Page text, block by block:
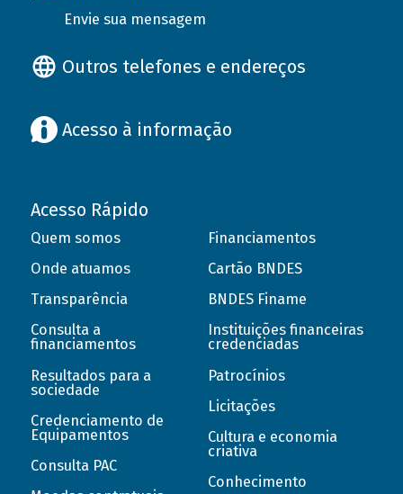
Envie sua mensagem
Outros telefones e endereços
Acesso à informação
Acesso Rápido
Quem somos
Onde atuamos
Transparência
Consulta a
financiamentos
Resultados para a
sociedade
Credenciamento de
Equipamentos
Consulta PAC
Financiamentos
Cartão BNDES
BNDES Finame
Instituições financeiras
credenciadas
Patrocínios
Licitações
Cultura e economia
criativa
Conhecimento